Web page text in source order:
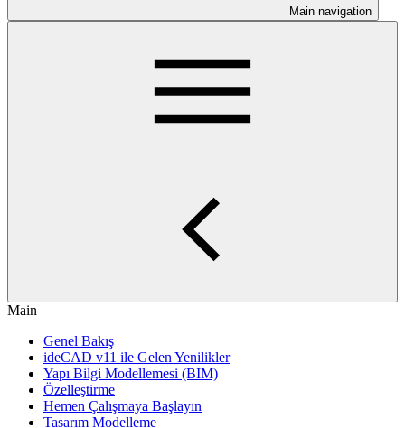
Main navigation
Main
Genel Bakış
ideCAD v11 ile Gelen Yenilikler
Yapı Bilgi Modellemesi (BIM)
Özelleştirme
Hemen Çalışmaya Başlayın
Tasarım Modelleme